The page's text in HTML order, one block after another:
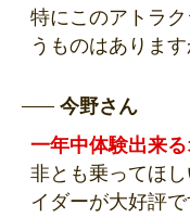
特にこのアトラ
うものはあります
今野さん
一年中体験出来
非とも乗ってほ
イダーが大好評